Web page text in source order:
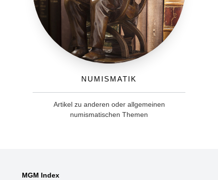
Numismatik
Artikel zu anderen oder allgemeinen
numismatischen Themen
MGM Index